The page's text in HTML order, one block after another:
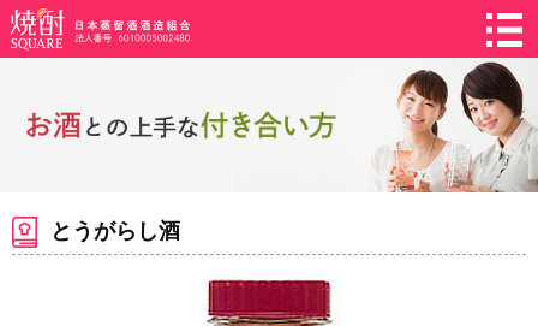
とうがらし酒